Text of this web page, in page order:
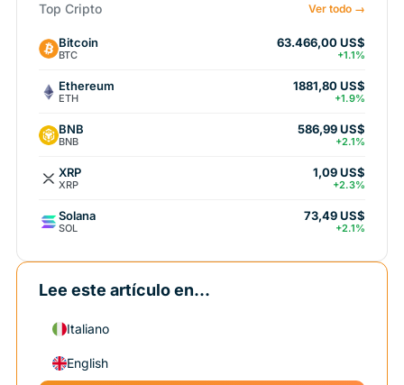
Top Cripto Ver todo →
Bitcoin
BTC
63.466,00 US$
+1.1%
Ethereum
ETH
1881,80 US$
+1.9%
BNB
BNB
586,99 US$
+2.1%
XRP
XRP
1,09 US$
+2.3%
Solana
SOL
73,49 US$
+2.1%
Lee este artículo en...
Italiano
English